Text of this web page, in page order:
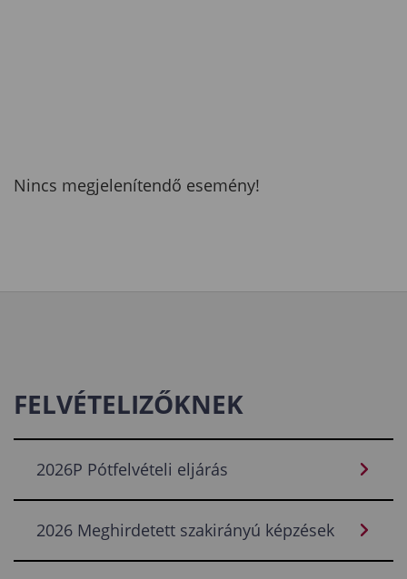
Nincs megjelenítendő esemény!
FELVÉTELIZŐKNEK
2026P Pótfelvételi eljárás
2026 Meghirdetett szakirányú képzések